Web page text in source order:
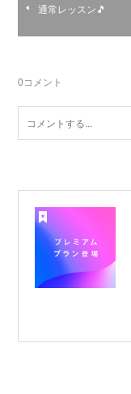
通常レッスン🎵
0コメント